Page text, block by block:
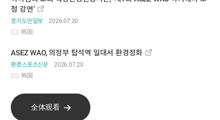
청 강연’
경기도민일보
韩国
2026.07.20
ASEZ WAO, 의정부 탑석역 일대서 환경정화
환경스포츠신문
韩国
2026.07.20
全体观看